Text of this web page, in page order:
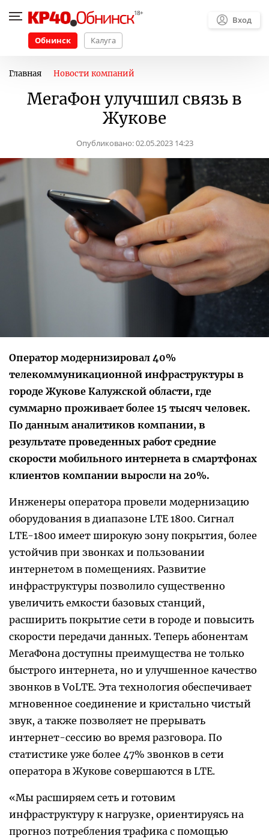
Обнинск Калуга
Вход
Главная Новости компаний
МегаФон улучшил связь в
Жукове
Опубликовано:02.05.2023 14:23
Оператор модернизировал 40%
телекоммуникационной инфраструктуры в
городе Жукове Калужской области, где
суммарно проживает более 15 тысяч человек.
По данным аналитиков компании, в
результате проведенных работ средние
скорости мобильного интернета в смартфонах
клиентов компании выросли на 20%.
Инженеры оператора провели модернизацию
оборудования в диапазоне LTE 1800. Сигнал
LTE-1800 имеет широкую зону покрытия, более
устойчив при звонках и пользовании
интернетом в помещениях. Развитие
инфраструктуры позволило существенно
увеличить емкости базовых станций,
расширить покрытие сети в городе и повысить
скорости передачи данных. Теперь абонентам
МегаФона доступны преимущества не только
быстрого интернета, но и улучшенное качество
звонков в VoLTE. Эта технология обеспечивает
мгновенное соединение и кристально чистый
звук, а также позволяет не прерывать
интернет-сессию во время разговора. По
статистике уже более 47% звонков в сети
оператора в Жукове совершаются в LTE.
«Мы расширяем сеть и готовим
инфраструктуру к нагрузке, ориентируясь на
прогноз потребления трафика с помощью